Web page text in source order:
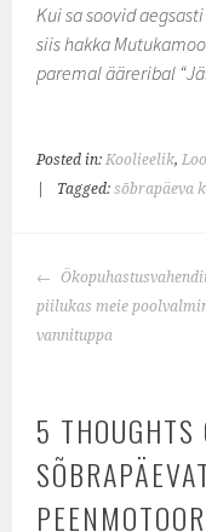
Kui sa soovid
siis hakka
paremal ääreribal
Posted in: Koolieelik,
Tagged:sõbrapäeva
POST
NAVIGATION
piilukas meie
vannituppa
5 THOUGHTS